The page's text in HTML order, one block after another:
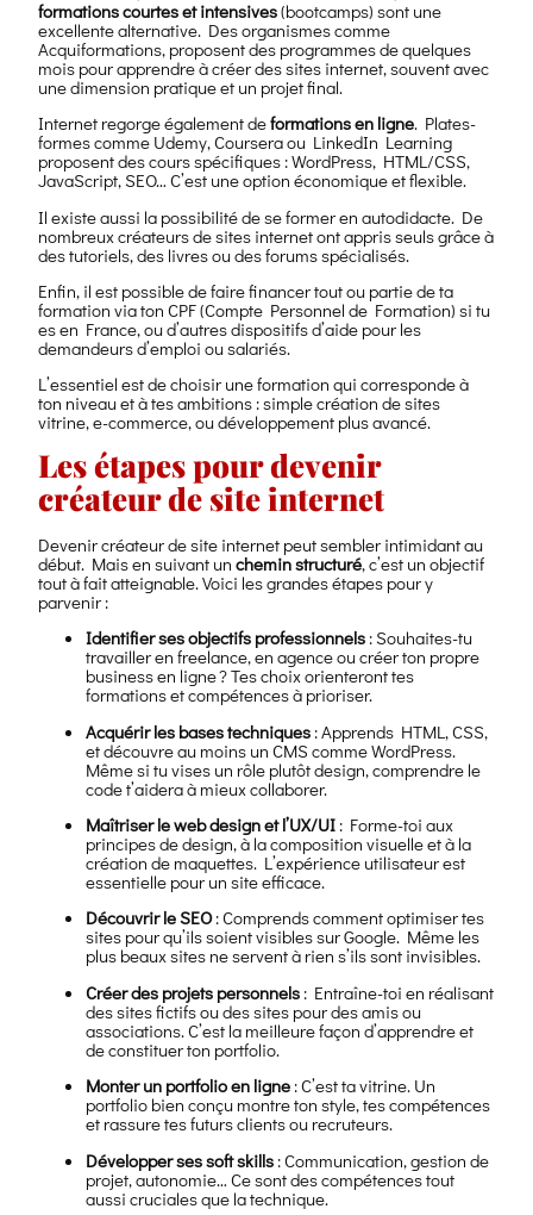
formations courtes et intensives(bootcamps) sont une
excellente alternative. Des organismes comme
Acquiformations, proposent des programmes de quelques
mois pour apprendre à créer des sites internet, souvent avec
une dimension pratique et un projet final.
Internet regorge également deformations en ligne. Plates-
formes comme Udemy, Coursera ou LinkedIn Learning
proposent des cours spécifiques : WordPress, HTML/CSS,
JavaScript, SEO… C’est une option économique et flexible.
Il existe aussi la possibilité de se former en autodidacte. De
nombreux créateurs de sites internet ont appris seuls grâce à
des tutoriels, des livres ou des forums spécialisés.
Enfin, il est possible de faire financer tout ou partie de ta
formation via ton CPF (Compte Personnel de Formation) si tu
es en France, ou d’autres dispositifs d’aide pour les
demandeurs d’emploi ou salariés.
L’essentiel est de choisir une formation qui corresponde à
ton niveau et à tes ambitions : simple création de sites
vitrine, e-commerce, ou développement plus avancé.
Les étapes pour devenir
créateur de site internet
Devenir créateur de site internet peut sembler intimidant au
début. Mais en suivant unchemin structuré, c’est un objectif
tout à fait atteignable. Voici les grandes étapes pour y
parvenir :
Identifier ses objectifs professionnels : Souhaites-tu
travailler en freelance, en agence ou créer ton propre
business en ligne ? Tes choix orienteront tes
formations et compétences à prioriser.
Acquérir les bases techniques : Apprends HTML, CSS,
et découvre au moins un CMS comme WordPress.
Même si tu vises un rôle plutôt design, comprendre le
code t’aidera à mieux collaborer.
Maîtriser le web design et l’UX/UI : Forme-toi aux
principes de design, à la composition visuelle et à la
création de maquettes. L’expérience utilisateur est
essentielle pour un site efficace.
Découvrir le SEO: Comprends comment optimiser tes
sites pour qu’ils soient visibles sur Google. Même les
plus beaux sites ne servent à rien s’ils sont invisibles.
Créer des projets personnels : Entraîne-toi en réalisant
des sites fictifs ou des sites pour des amis ou
associations. C’est la meilleure façon d’apprendre et
de constituer ton portfolio.
Monter un portfolio en ligne : C’est ta vitrine. Un
portfolio bien conçu montre ton style, tes compétences
et rassure tes futurs clients ou recruteurs.
Développer ses soft skills : Communication, gestion de
projet, autonomie… Ce sont des compétences tout
aussi cruciales que la technique.